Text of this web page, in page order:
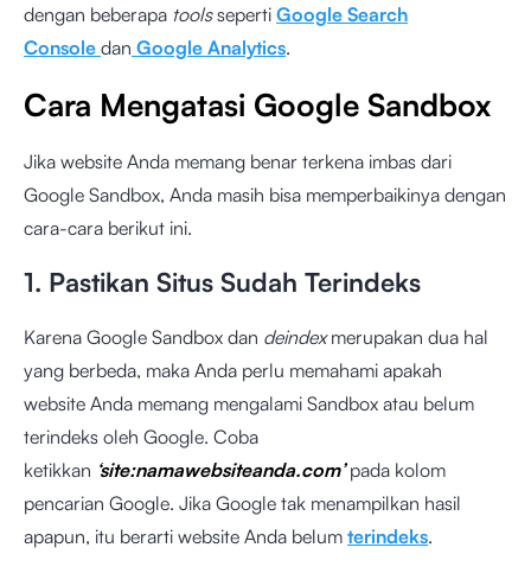
dengan beberapa toolsseperti Google Search
Console dan Google Analytics.
Cara Mengatasi Google Sandbox
Jika website Anda memang benar terkena imbas dari
Google Sandbox, Anda masih bisa memperbaikinya dengan
cara-cara berikut ini.
1. Pastikan Situs Sudah Terindeks
Karena Google Sandbox dan deindexmerupakan dua hal
yang berbeda, maka Anda perlu memahami apakah
website Anda memang mengalami Sandbox atau belum
terindeks oleh Google. Coba
ketikkan ‘site:namawebsiteanda.com’pada kolom
pencarian Google. Jika Google tak menampilkan hasil
apapun, itu berarti website Anda belum terindeks.